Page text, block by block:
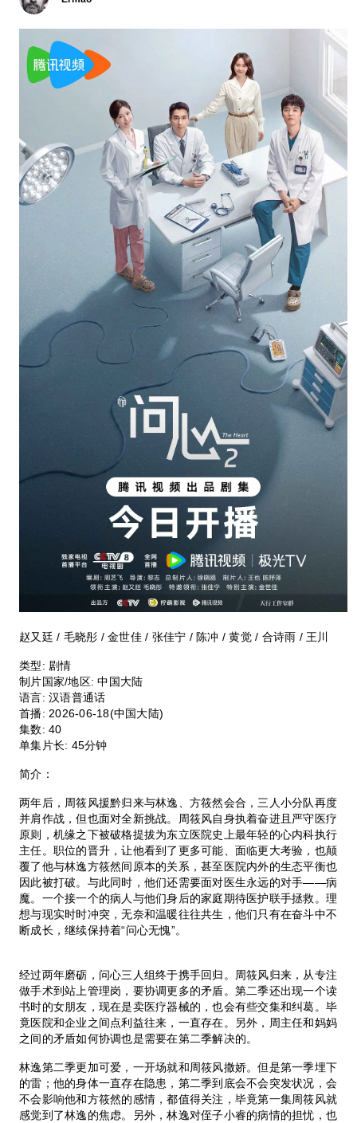
赵又廷 / 毛晓彤 / 金世佳 / 张佳宁 / 陈冲 / 黄觉 / 合诗雨 / 王川
类型: 剧情
制片国家/地区: 中国大陆
语言: 汉语普通话
首播: 2026-06-18(中国大陆)
集数: 40
单集片长: 45分钟
简介：
两年后，周筱风援黔归来与林逸、方筱然会合，三人小分队再度
并肩作战，但也面对全新挑战。周筱风自身执着奋进且严守医疗
原则，机缘之下被破格提拔为东立医院史上最年轻的心内科执行
主任。职位的晋升，让他看到了更多可能、面临更大考验，也颠
覆了他与林逸方筱然间原本的关系，甚至医院内外的生态平衡也
因此被打破。与此同时，他们还需要面对医生永远的对手——病
魔。一个接一个的病人与他们身后的家庭期待医护联手拯救。理
想与现实时时冲突，无奈和温暖往往共生，他们只有在奋斗中不
断成长，继续保持着“问心无愧”。
经过两年磨砺，问心三人组终于携手回归。周筱风归来，从专注
做手术到站上管理岗，要协调更多的矛盾。第二季还出现一个读
书时的女朋友，现在是卖医疗器械的，也会有些交集和纠葛。毕
竟医院和企业之间点利益往来，一直存在。另外，周主任和妈妈
之间的矛盾如何协调也是需要在第二季解决的。
林逸第二季更加可爱，一开场就和周筱风撒娇。但是第一季埋下
的雷；他的身体一直存在隐患，第二季到底会不会突发状况，会
不会影响他和方筱然的感情，都值得关注，毕竟第一集周筱风就
感觉到了林逸的焦虑。另外，林逸对侄子小睿的病情的担忧，也